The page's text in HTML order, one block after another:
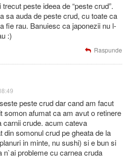
peste ideea de “peste crud”.
sa auda de peste crud, cu toate ca
fie rau. Banuiesc ca japonezii nu l-
:)
Raspunde
peste crud dar cand am facut
somon afumat ca am avut o retinere
carnii crude. acum cateva
din somonul crud pe gheata de la
in minte, nu sushi) si e bun si
n`ai probleme cu carnea cruda